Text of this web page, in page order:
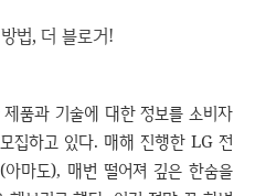
법, 더 블로거!
품과 기술에 대한 정보를 소비자
집하고 있다. 매해 진행한 LG 전
마도), 매번 떨어져 깊은 한숨을